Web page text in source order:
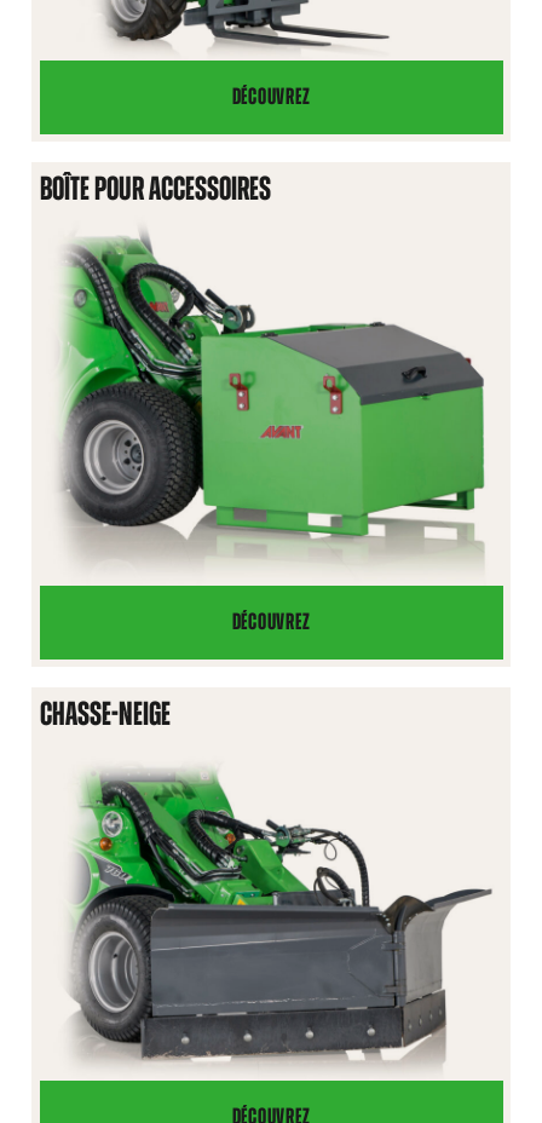
DÉCOUVREZ
PRESSE
À
RUCHES
BOÎTE POUR ACCESSOIRES
DÉCOUVREZ
BOÎTE
POUR
CHASSE-NEIGE
DÉCOUVREZ